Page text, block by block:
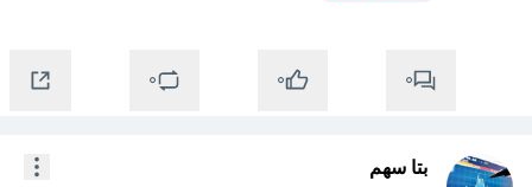
0
0
0
بتا سهم